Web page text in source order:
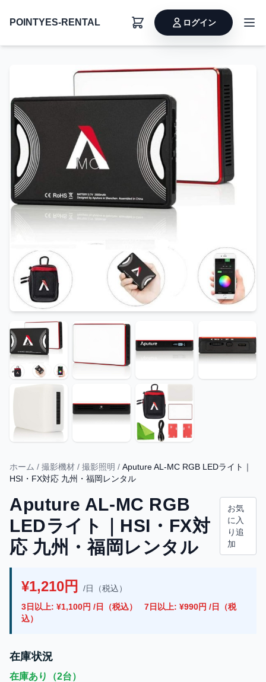
POINTYES-RENTAL ログイン
ホーム / 撮影機材 / 撮影照明 / Aputure AL-MC RGB LEDライト｜
HSI・FX対応 九州・福岡レンタル
Aputure AL-MC RGB
LEDライト｜HSI・FX対
応 九州・福岡レンタル
お気
に入
り追
加
¥1,210円
/日（税込）
3日以上: ¥1,100円 /日（税込）
7日以上: ¥990円 /日（税
込）
在庫状況
在庫あり（2台）